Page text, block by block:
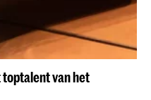
toptalent van het